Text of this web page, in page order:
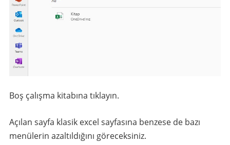
Boş çalışma kitabına tıklayın.
Açılan sayfa klasik excel sayfasına benzese de bazı
menülerin azaltıldığını göreceksiniz.